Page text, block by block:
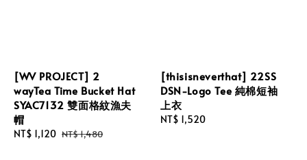
[WV PROJECT] 2
wayTea Time Bucket Hat
SYAC7132 雙面格紋漁夫
帽
Sale
NT$ 1,120 Regular
NT$ 1,480
[thisisneverthat] 22SS
DSN-Logo Tee 純棉短袖
上衣
Regular
NT$ 1,520